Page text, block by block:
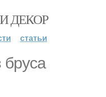
ДЕКОР
статьи